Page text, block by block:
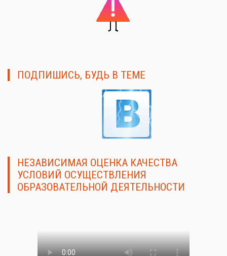
ПОДПИШИСЬ, БУДЬ В ТЕМЕ
НЕЗАВИСИМАЯ ОЦЕНКА КАЧЕСТВА
УСЛОВИЙ ОСУЩЕСТВЛЕНИЯ
ОБРАЗОВАТЕЛЬНОЙ ДЕЯТЕЛЬНОСТИ